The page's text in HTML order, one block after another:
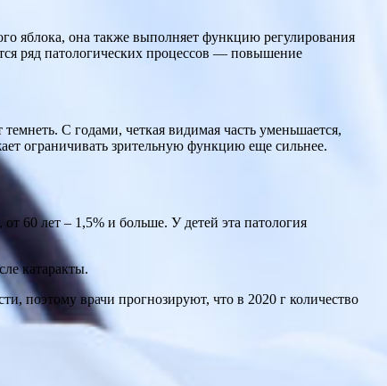
яблока, она также выполняет функцию регулирования
ряд патологических процессов — повышение
С годами, четкая видимая часть уменьшается,
ограничивать зрительную функцию еще сильнее.
60 лет – 1,5% и больше. У детей эта патология
катаракты.
поэтому врачи прогнозируют, что в 2020 г количество